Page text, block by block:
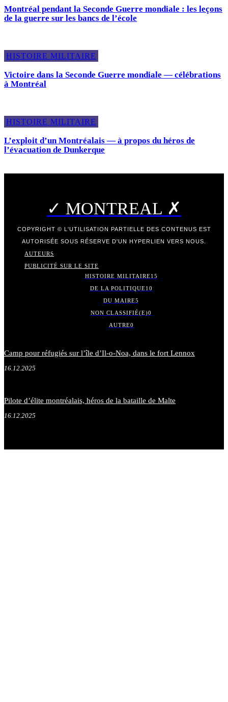
Montréal pendant la Seconde Guerre mondiale : les leçons
de la guerre sur les bancs de l’école
HISTOIRE MILITAIRE
Victoire dans la Seconde Guerre mondiale — célébrations
à Montréal
HISTOIRE MILITAIRE
L’exploit d’un Montréalais — à propos du héros de
l’évacuation de Dunkerque
✓ MONTREAL ✗
COPYRIGHT © L'UTILISATION PARTIELLE DES CONTENUS EST
AUTORISÉE SOUS RÉSERVE D'UN HYPERLIEN VERS NOUS.
AUTEURS
PUBLICITÉ SUR LE SITE
HISTOIRE MILITAIRE15
DE LA POLITIQUE10
DU MAIRE5
NON CLASSIFIÉ(E)0
AUTRE0
Camp pour réfugiés sur l’île d’Il-o-Noa, dans le fort Lennox
16.12.2025
Pilote d’élite montréalais, héros de la bataille de Malte
16.12.2025